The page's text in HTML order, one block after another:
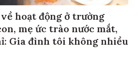
hoạt động ở trường
mẹ ức trào nước mắt,
Gia đình tôi không nhiều